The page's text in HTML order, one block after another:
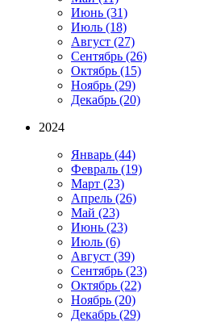
Июнь (31)
Июль (18)
Август (27)
Сентябрь (26)
Октябрь (15)
Ноябрь (29)
Декабрь (20)
2024
Январь (44)
Февраль (19)
Март (23)
Апрель (26)
Май (23)
Июнь (23)
Июль (6)
Август (39)
Сентябрь (23)
Октябрь (22)
Ноябрь (20)
Декабрь (29)